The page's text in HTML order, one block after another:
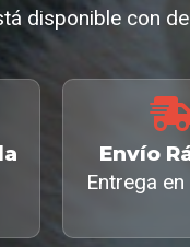
disponible con
Envío
Entrega